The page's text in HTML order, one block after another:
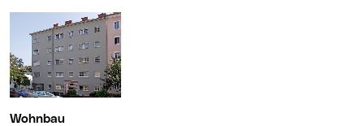
Wohnbau